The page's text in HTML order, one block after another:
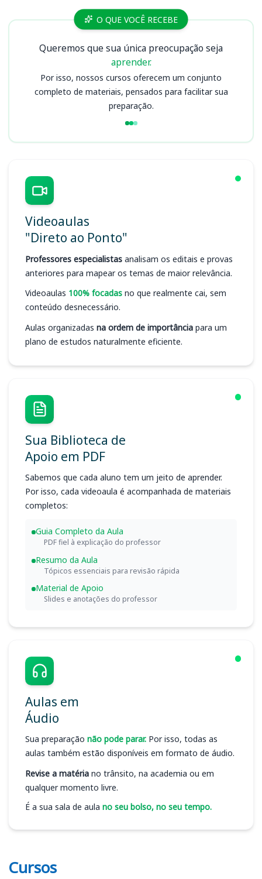
Cursos O QUE VOCÊ RECEBE
Queremos que sua única preocupação seja
aprender.
Por isso, nossos cursos oferecem um conjunto
completo de materiais, pensados para facilitar sua
preparação.
Videoaulas
"Direto ao Ponto"
Professores especialistas analisam os editais e provas
anteriores para mapear os temas de maior relevância.
Videoaulas 100% focadas no que realmente cai, sem
conteúdo desnecessário.
Aulas organizadas na ordem de importância para um
plano de estudos naturalmente eficiente.
Sua Biblioteca de
Apoio em PDF
Sabemos que cada aluno tem um jeito de aprender.
Por isso, cada videoaula é acompanhada de materiais
completos:
Guia Completo da Aula
PDF fiel à explicação do professor
Resumo da Aula
Tópicos essenciais para revisão rápida
Material de Apoio
Slides e anotações do professor
Aulas em
Áudio
Sua preparação não pode parar. Por isso, todas as
aulas também estão disponíveis em formato de áudio.
Revise a matéria no trânsito, na academia ou em
qualquer momento livre.
É a sua sala de aula no seu bolso, no seu tempo.
Cursos